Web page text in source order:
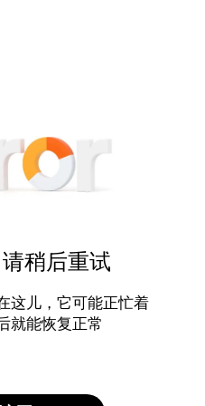
稍后重试
这儿，它可能正忙着
就能恢复正常